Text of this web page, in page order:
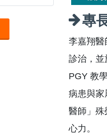
專
李嘉翔醫
診治，並
PGY 教
病患與家
醫師」殊
心力。